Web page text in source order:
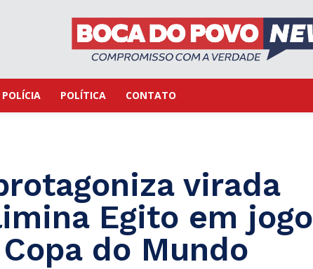
POLÍCIA POLÍTICA CONTATO
virada
Egito em jogo
do Mundo